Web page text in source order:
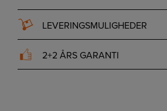
LEVERINGSMULIGHEDER
2+2 ÅRS GARANTI